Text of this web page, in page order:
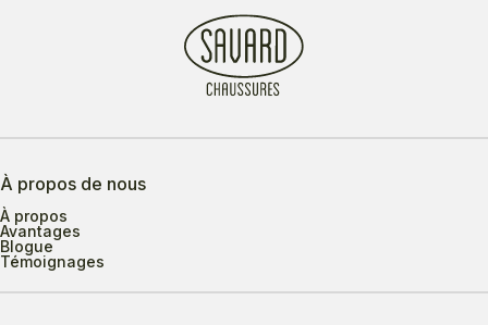
À propos de nous
À propos
Avantages
Blogue
Témoignages